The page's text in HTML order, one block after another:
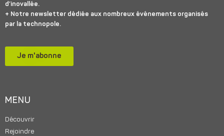
d’inovallée.
+ Notre newsletter dédiée aux nombreux événements organisés
par la technopole.
Je m'abonne
MENU
Découvrir
Rejoindre